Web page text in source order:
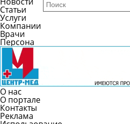
Статьи
Услуги
Компании
Врачи
Персона
О нас
О портале
Контакты
Реклама